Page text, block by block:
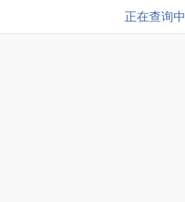
正在查询中